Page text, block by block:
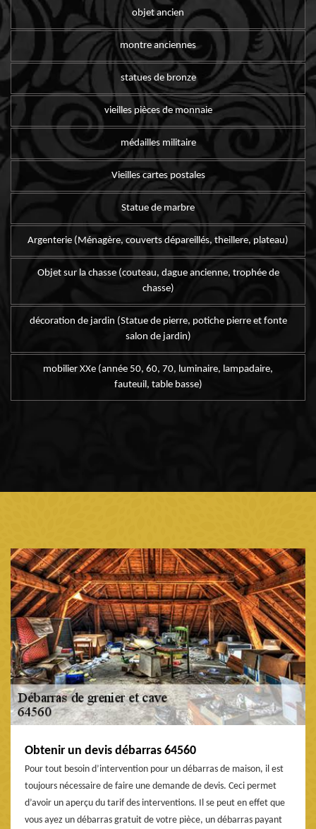
objet ancien
montre anciennes
statues de bronze
vieilles pièces de monnaie
médailles militaire
Vieilles cartes postales
Statue de marbre
Argenterie (Ménagère, couverts dépareillés, theillere, plateau)
Objet sur la chasse (couteau, dague ancienne, trophée de
chasse)
décoration de jardin (Statue de pierre, potiche pierre et fonte
salon de jardin)
mobilier XXe (année 50, 60, 70, luminaire, lampadaire,
fauteuil, table basse)
Obtenir un devis débarras 64560
Pour tout besoin d’intervention pour un débarras de maison, il est
toujours nécessaire de faire une demande de devis. Ceci permet
d’avoir un aperçu du tarif des interventions. Il se peut en effet que
vous ayez un débarras gratuit de votre pièce, un débarras payant